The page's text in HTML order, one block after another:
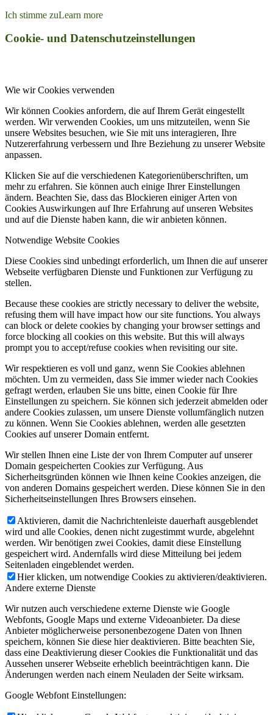
Ich stimme zuLearn more
Cookie- und Datenschutzeinstellungen
Wie wir Cookies verwenden
Wir können Cookies anfordern, die auf Ihrem Gerät eingestellt
werden. Wir verwenden Cookies, um uns mitzuteilen, wenn Sie
unsere Websites besuchen, wie Sie mit uns interagieren, Ihre
Nutzererfahrung verbessern und Ihre Beziehung zu unserer Website
anpassen.
Klicken Sie auf die verschiedenen Kategorienüberschriften, um
mehr zu erfahren. Sie können auch einige Ihrer Einstellungen
ändern. Beachten Sie, dass das Blockieren einiger Arten von
Cookies Auswirkungen auf Ihre Erfahrung auf unseren Websites
und auf die Dienste haben kann, die wir anbieten können.
Notwendige Website Cookies
Diese Cookies sind unbedingt erforderlich, um Ihnen die auf unserer
Webseite verfügbaren Dienste und Funktionen zur Verfügung zu
stellen.
Because these cookies are strictly necessary to deliver the website,
refusing them will have impact how our site functions. You always
can block or delete cookies by changing your browser settings and
force blocking all cookies on this website. But this will always
prompt you to accept/refuse cookies when revisiting our site.
Wir respektieren es voll und ganz, wenn Sie Cookies ablehnen
möchten. Um zu vermeiden, dass Sie immer wieder nach Cookies
gefragt werden, erlauben Sie uns bitte, einen Cookie für Ihre
Einstellungen zu speichern. Sie können sich jederzeit abmelden oder
andere Cookies zulassen, um unsere Dienste vollumfänglich nutzen
zu können. Wenn Sie Cookies ablehnen, werden alle gesetzten
Cookies auf unserer Domain entfernt.
Wir stellen Ihnen eine Liste der von Ihrem Computer auf unserer
Domain gespeicherten Cookies zur Verfügung. Aus
Sicherheitsgründen können wie Ihnen keine Cookies anzeigen, die
von anderen Domains gespeichert werden. Diese können Sie in den
Sicherheitseinstellungen Ihres Browsers einsehen.
Aktivieren, damit die Nachrichtenleiste dauerhaft ausgeblendet
wird und alle Cookies, denen nicht zugestimmt wurde, abgelehnt
werden. Wir benötigen zwei Cookies, damit diese Einstellung
gespeichert wird. Andernfalls wird diese Mitteilung bei jedem
Seitenladen eingeblendet werden.
Hier klicken, um notwendige Cookies zu aktivieren/deaktivieren.
Andere externe Dienste
Wir nutzen auch verschiedene externe Dienste wie Google
Webfonts, Google Maps und externe Videoanbieter. Da diese
Anbieter möglicherweise personenbezogene Daten von Ihnen
speichern, können Sie diese hier deaktivieren. Bitte beachten Sie,
dass eine Deaktivierung dieser Cookies die Funktionalität und das
Aussehen unserer Webseite erheblich beeinträchtigen kann. Die
Änderungen werden nach einem Neuladen der Seite wirksam.
Google Webfont Einstellungen: